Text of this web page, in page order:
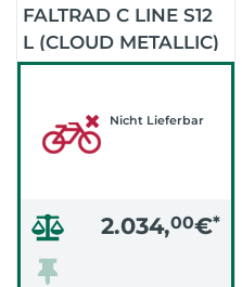
FALTRAD C LINE S12
L (CLOUD METALLIC)
Nicht Lieferbar
2.034,00€*